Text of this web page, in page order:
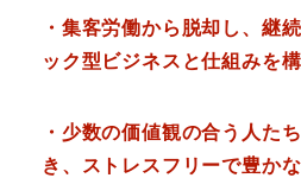
・集客労働から脱却し、継
ック型ビジネスと仕組みを
・少数の価値観の合う人た
き、ストレスフリーで豊か